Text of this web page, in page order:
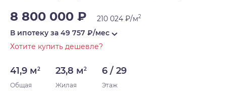
8 800 000 ₽ 210 024 ₽/м2
В ипотеку за 49 757 ₽/мес
Хотите купить дешевле?
41,9 м2
Общая
23,8 м2
Жилая
6 / 29
Этаж